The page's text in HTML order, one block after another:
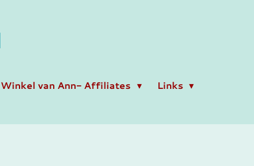
Winkel van Ann- Affiliates
Links